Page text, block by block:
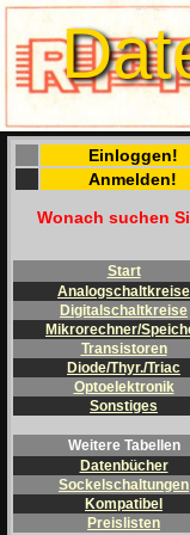
Einloggen!
Anmelden!
Wonach suchen
Start
Analogschaltkreise
Digitalschaltkreise
Mikrorechner/
Transistoren
Diode/Thyr./Triac
Optoelektronik
Sonstiges
Weitere Tabellen
Datenbücher
Sockelschaltungen
Kompatibel
Preislisten